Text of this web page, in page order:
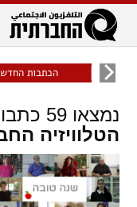
visibility_off
ביטול הבהובים
הכתבות
נמצאו59
הטלוויזיה